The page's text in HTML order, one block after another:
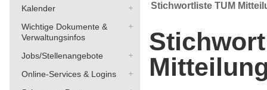
Kalender
Wichtige Dokumente &
Verwaltungsinfos
Jobs/Stellenangebote
Online-Services & Logins
Stichwortliste TUM